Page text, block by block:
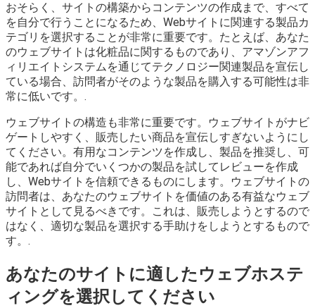
おそらく、サイトの構築からコンテンツの作成まで、すべて
を自分で行うことになるため、Webサイトに関連する製品カ
テゴリを選択することが非常に重要です。たとえば、あなた
のウェブサイトは化粧品に関するものであり、アマゾンアフ
ィリエイトシステムを通じてテクノロジー関連製品を宣伝し
ている場合、訪問者がそのような製品を購入する可能性は非
常に低いです。.
ウェブサイトの構造も非常に重要です。ウェブサイトがナビ
ゲートしやすく、販売したい商品を宣伝しすぎないようにし
てください。有用なコンテンツを作成し、製品を推奨し、可
能であれば自分でいくつかの製品を試してレビューを作成
し、Webサイトを信頼できるものにします。ウェブサイトの
訪問者は、あなたのウェブサイトを価値のある有益なウェブ
サイトとして見るべきです。これは、販売しようとするので
はなく、適切な製品を選択する手助けをしようとするもので
す。.
あなたのサイトに適したウェブホステ
ィングを選択してください